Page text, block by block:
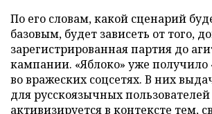
По его словам, какой сценарий
базовым, будет зависеть от того,
зарегистрированная партия до
кампании. «Яблоко» уже получило
во вражеских соцсетях. В них
для русскоязычных пользователей
активизируется в контексте тем,